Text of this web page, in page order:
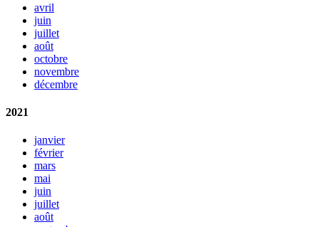
avril
juin
juillet
août
octobre
novembre
décembre
2021
janvier
février
mars
mai
juin
juillet
août